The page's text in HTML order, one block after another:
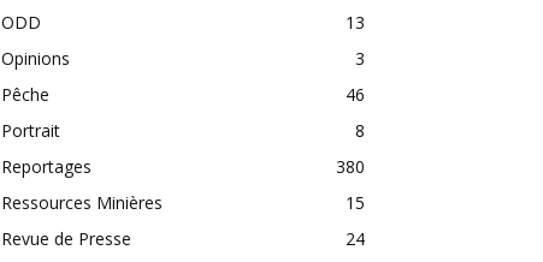
ODD
13
Opinions
3
Pêche
46
Portrait
8
Reportages
380
Ressources Minières
15
Revue de Presse
24